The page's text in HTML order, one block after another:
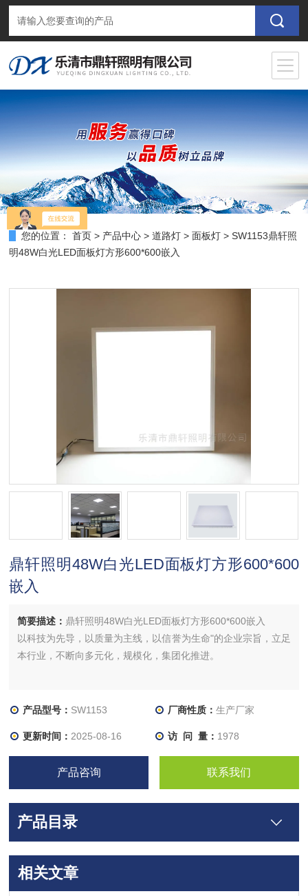
您的位置： 首页 > 产品中心 >道路灯 >面板灯 > SW1153鼎轩照
明48W白光LED面板灯方形600*600嵌入
鼎轩照明48W白光LED面板灯方形600*600
嵌入
简要描述： 鼎轩照明48W白光LED面板灯方形600*600嵌入
以科技为先导，以质量为主线，以信誉为生命"的企业宗旨，立足
本行业，不断向多元化，规模化，集团化推进。
产品型号： SW1153 厂商性质： 生产厂家
更新时间： 2025-08-16 访 问 量： 1978
产品咨询 联系我们
产品目录
相关文章